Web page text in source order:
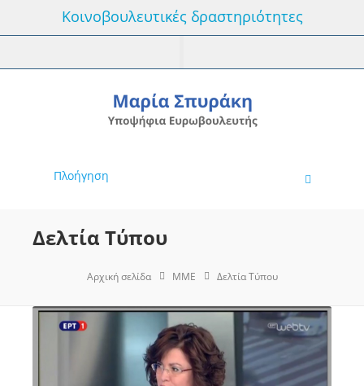
Κοινοβουλευτικές δραστηριότητες
Πλοήγηση
Δελτία Τύπου
Αρχική σελίδα MME Δελτία Τύπου